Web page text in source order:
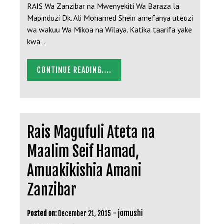
RAIS Wa Zanzibar na Mwenyekiti Wa Baraza la
Mapinduzi Dk. Ali Mohamed Shein amefanya uteuzi
wa wakuu Wa Mikoa na Wilaya. Katika taarifa yake
kwa…
CONTINUE READING....
Rais Magufuli Ateta na
Maalim Seif Hamad,
Amuakikishia Amani
Zanzibar
Posted on: December 21, 2015 - jomushi